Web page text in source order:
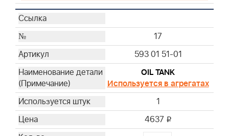
17
593 01 51-01
OIL TANK
Используется в агрегатах
1
4637 i